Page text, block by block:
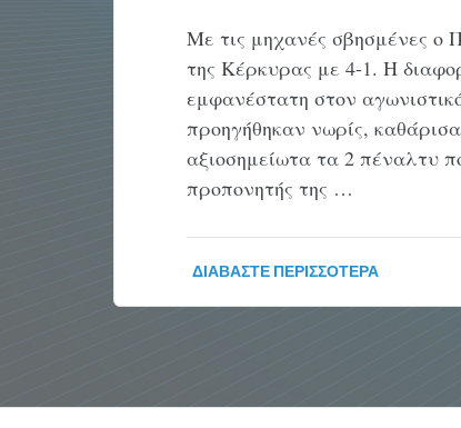
Με τις μηχανές σβησμένες
της Κέρκυρας με 4-1. Η
εμφανέστατη στον
προηγήθηκαν νωρίς,
αξιοσημείωτα τα 2 πέναλτυ
προπονητής της …
ΔΙΑΒΆΣΤΕ ΠΕΡΙΣΣΌΤΕΡΑ